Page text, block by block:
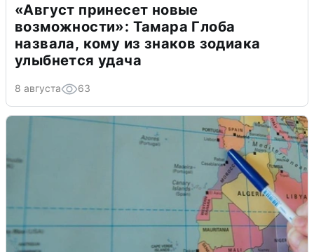
«Август принесет новые
возможности»: Тамара Глоба
назвала, кому из знаков зодиака
улыбнется удача
8 августа 63